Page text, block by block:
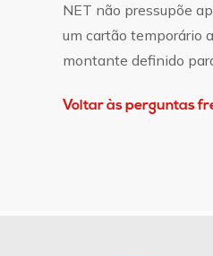
NET não pressupõe
um cartão temporário
montante definido
Voltar às perguntas